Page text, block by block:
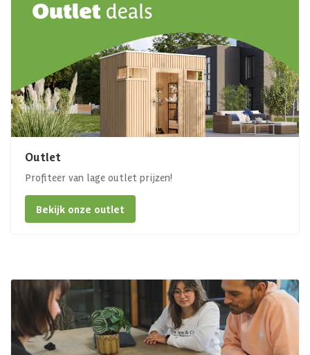
Outlet
Profiteer van lage outlet prijzen!
Bekijk onze outlet